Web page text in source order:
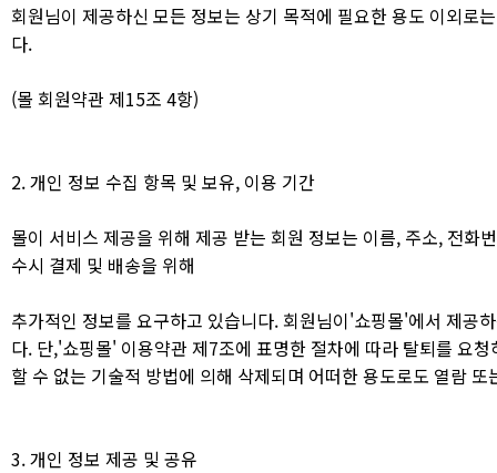
회원님이 제공하신 모든 정보는 상기 목적에 필요한 용도 이외로
다.
(몰 회원약관 제15조 4항)
2. 개인 정보 수집 항목 및 보유, 이용 기간
몰이 서비스 제공을 위해 제공 받는 회원 정보는 이름, 주소, 전
수시 결제 및 배송을 위해
추가적인 정보를 요구하고 있습니다. 회원님이'쇼핑몰'에서 제공
다. 단,'쇼핑몰' 이용약관 제7조에 표명한 절차에 따라 탈퇴를 요
할 수 없는 기술적 방법에 의해 삭제되며 어떠한 용도로도 열람
3. 개인 정보 제공 및 공유